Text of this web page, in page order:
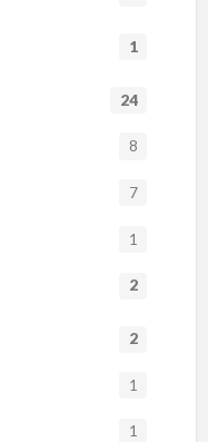
1
24
8
7
1
2
2
1
1